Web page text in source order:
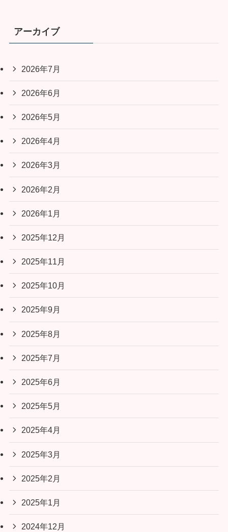
アーカイブ
2026年7月
2026年6月
2026年5月
2026年4月
2026年3月
2026年2月
2026年1月
2025年12月
2025年11月
2025年10月
2025年9月
2025年8月
2025年7月
2025年6月
2025年5月
2025年4月
2025年3月
2025年2月
2025年1月
2024年12月